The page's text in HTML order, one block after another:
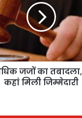
जजों का
कहां मिली जिम्मेदारी